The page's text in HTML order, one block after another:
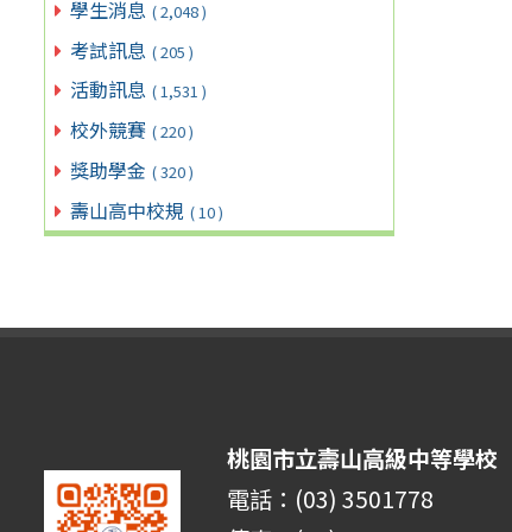
學生消息 ( 2,048 )
考試訊息 ( 205 )
活動訊息 ( 1,531 )
校外競賽 ( 220 )
獎助學金 ( 320 )
壽山高中校規 ( 10 )
桃園市立壽山高級中等學校
電話：(03) 3501778